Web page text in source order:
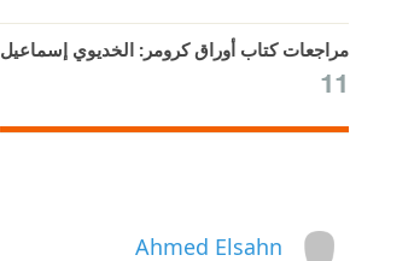
مراجعات كتاب أوراق كرومر: الخديوي إسماعيل
11
Ahmed Elsahn